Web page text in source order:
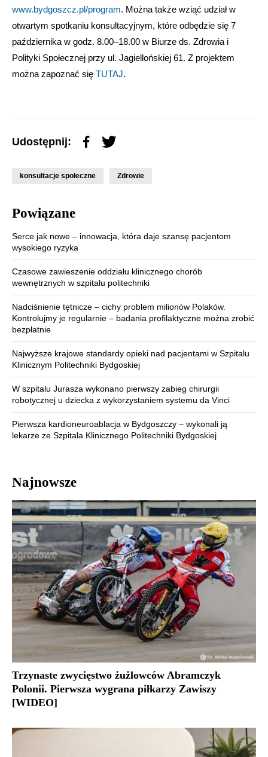
www.bydgoszcz.pl/program. Można także wziąć udział w
otwartym spotkaniu konsultacyjnym, które odbędzie się 7
października w godz. 8.00–18.00 w Biurze ds. Zdrowia i
Polityki Społecznej przy ul. Jagiellońskiej 61. Z projektem
można zapoznać się TUTAJ.
Udostępnij:
konsultacje społeczne Zdrowie
Powiązane
Serce jak nowe – innowacja, która daje szansę pacjentom
wysokiego ryzyka
Czasowe zawieszenie oddziału klinicznego chorób
wewnętrznych w szpitalu politechniki
Nadciśnienie tętnicze – cichy problem milionów Polaków.
Kontrolujmy je regularnie – badania profilaktyczne można zrobić
bezpłatnie
Najwyższe krajowe standardy opieki nad pacjentami w Szpitalu
Klinicznym Politechniki Bydgoskiej
W szpitalu Jurasza wykonano pierwszy zabieg chirurgii
robotycznej u dziecka z wykorzystaniem systemu da Vinci
Pierwsza kardioneuroablacja w Bydgoszczy – wykonali ją
lekarze ze Szpitala Klinicznego Politechniki Bydgoskiej
Najnowsze
Trzynaste zwycięstwo żużlowców Abramczyk
Polonii. Pierwsza wygrana piłkarzy Zawiszy
[WIDEO]